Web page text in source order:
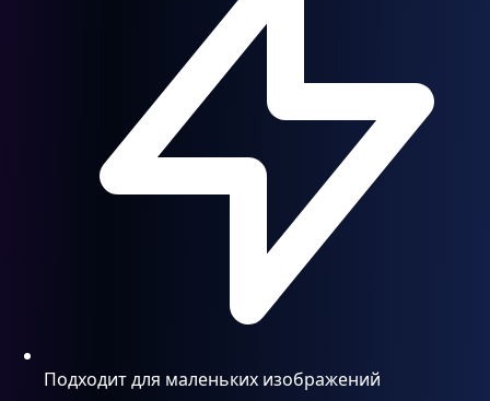
Подходит для маленьких изображений